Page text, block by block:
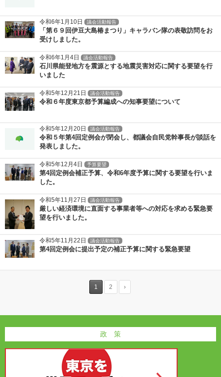
令和6年1月10日 議会活動報告
「第６９回伊豆大島椿まつり」キャラバン隊の表敬訪問をお
受けしました。
令和6年1月4日 議会活動報告
石川県能登地方を震源とする地震災害対応に関する要望を行
いました
令和5年12月21日 議会活動報告
令和６年度東京都予算編成への知事要望について
令和5年12月20日 議会活動報告
令和５年第4回定例会が閉会し、都議会自民党幹事長が談話を
発表しました。
令和5年12月4日 予算要望
第4回定例会補正予算、令和6年度予算に関する要望を行いま
した。
令和5年11月27日 議会活動報告
厳しい経済環境に直面する事業者等への対応を求める緊急要
望を行いました。
令和5年11月22日 議会活動報告
第4回定例会に提出予定の補正予算に関する緊急要望
1 2 ›
政 策